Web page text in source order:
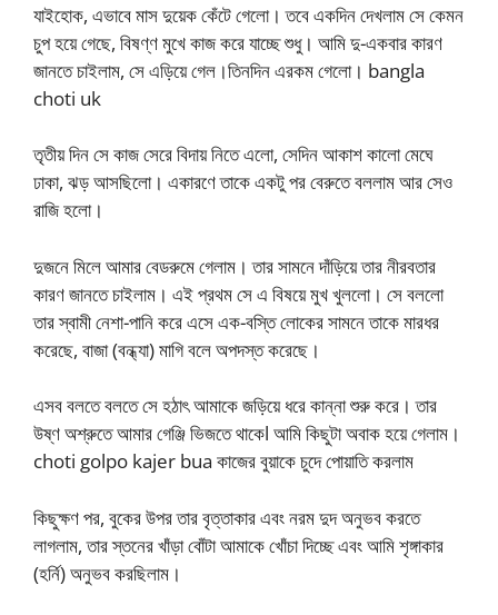
যাইহোক, এভাবে মাস দুয়েক কেঁটে গেলো। তবে একদিন দেখলাম সে কেমন
চুপ হয়ে গেছে, বিষণ্ণ মুখে কাজ করে যাচ্ছে শুধু। আমি দু-একবার কারণ
জানতে চাইলাম, সে এড়িয়ে গেল।তিনদিন এরকম গেলো। bangla
choti uk
তৃতীয় দিন সে কাজ সেরে বিদায় নিতে এলো, সেদিন আকাশ কালো মেঘে
ঢাকা, ঝড় আসছিলো। একারণে তাকে একটু পর বেরুতে বললাম আর সেও
রাজি হলো।
দুজনে মিলে আমার বেডরুমে গেলাম। তার সামনে দাঁড়িয়ে তার নীরবতার
কারণ জানতে চাইলাম। এই প্রথম সে এ বিষয়ে মুখ খুললো। সে বললো
তার স্বামী নেশা-পানি করে এসে এক-বস্তি লোকের সামনে তাকে মারধর
করেছে, বাজা (বন্ধ্যা) মাগি বলে অপদস্ত করেছে।
এসব বলতে বলতে সে হঠাৎ আমাকে জড়িয়ে ধরে কান্না শুরু করে। তার
উষ্ণ অশ্রুতে আমার গেঞ্জি ভিজতে থাকেl আমি কিছুটা অবাক হয়ে গেলাম।
choti golpo kajer bua কাজের বুয়াকে চুদে পোয়াতি করলাম
কিছুক্ষণ পর, বুকের উপর তার বৃত্তাকার এবং নরম দুদ অনুভব করতে
লাগলাম, তার স্তনের খাঁড়া বোঁটা আমাকে খোঁচা দিচ্ছে এবং আমি শৃঙ্গাকার
(হর্নি) অনুভব করছিলাম।